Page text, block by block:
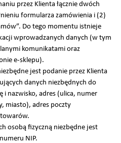
przez Klienta łącznie dwóch
formularza zamówienia i (2)
Do tego momentu istnieje
wprowadzanych danych (w tym
komunikatami oraz
e-sklepu).
jest podanie przez Klienta
danych niezbędnych do
i nazwisko, adres (ulica, numer
miasto), adres poczty
osobą fizyczną niezbędne jest
NIP.